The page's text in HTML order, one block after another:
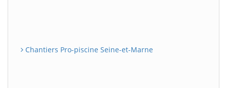
Chantiers Pro-piscine Seine-et-Marne